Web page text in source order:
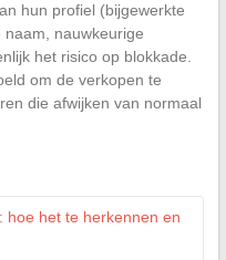
hun profiel (bijgewerkte
nauwkeurige
het risico op blokkade.
om de verkopen te
die afwijken van normaal
hoe het te herkennen en